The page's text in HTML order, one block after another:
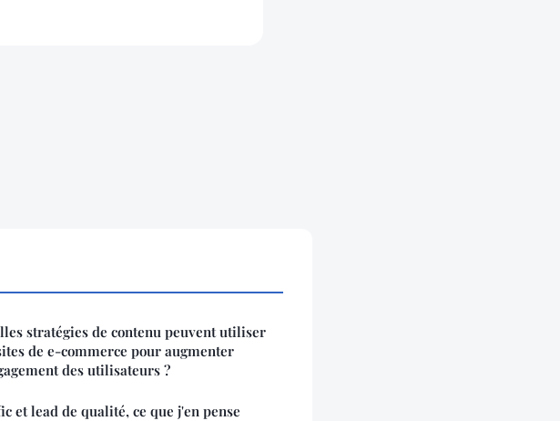
stratégies de contenu peuvent utiliser
de e-commerce pour augmenter
des utilisateurs ?
et lead de qualité, ce que j'en pense